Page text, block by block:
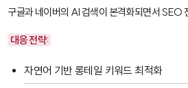
구글과 네이버의 AI 검색이 본격화되면서 SEO
대응 전략:
자연어 기반 롱테일 키워드 최적화